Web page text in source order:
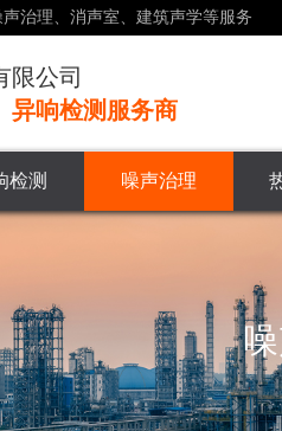
治理、消声室、建筑声学等服务
限公司
异响检测服务商
检测 噪声治理